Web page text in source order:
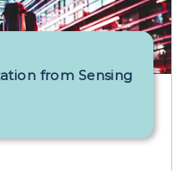
from Sensing